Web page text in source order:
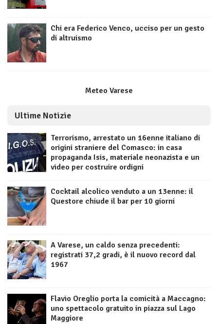
Chi era Federico Venco, ucciso per un gesto
di altruismo
Meteo Varese
Ultime Notizie
Terrorismo, arrestato un 16enne italiano di
origini straniere del Comasco: in casa
propaganda Isis, materiale neonazista e un
video per costruire ordigni
Cocktail alcolico venduto a un 13enne: il
Questore chiude il bar per 10 giorni
A Varese, un caldo senza precedenti:
registrati 37,2 gradi, è il nuovo record dal
1967
Flavio Oreglio porta la comicità a Maccagno:
uno spettacolo gratuito in piazza sul Lago
Maggiore